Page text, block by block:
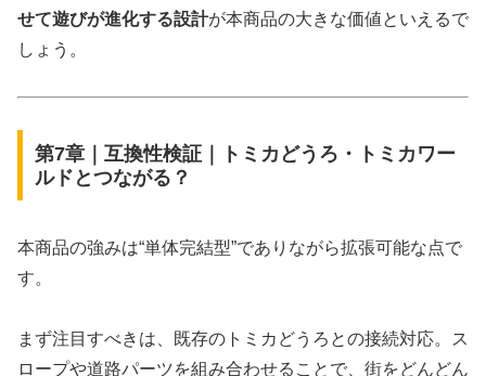
せて遊びが進化する設計が本商品の大きな価値といえるで
しょう。
第7章｜互換性検証｜トミカどうろ・トミカワー
ルドとつながる？
本商品の強みは“単体完結型”でありながら拡張可能な点で
す。
まず注目すべきは、既存のトミカどうろとの接続対応。ス
ロープや道路パーツを組み合わせることで、街をどんどん